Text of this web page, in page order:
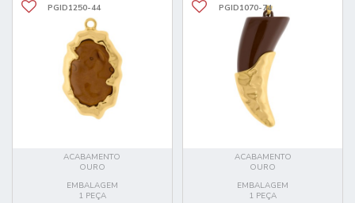
PGID1250-44
ACABAMENTO
OURO
EMBALAGEM
1 PEÇA
PGID1070-74
ACABAMENTO
OURO
EMBALAGEM
1 PEÇA